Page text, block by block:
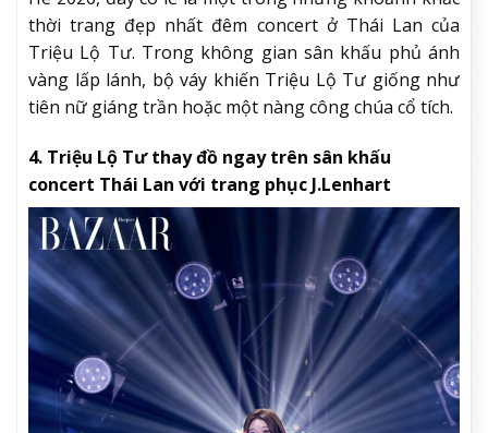
thời trang đẹp nhất đêm concert ở Thái Lan của
Triệu Lộ Tư. Trong không gian sân khấu phủ ánh
vàng lấp lánh, bộ váy khiến Triệu Lộ Tư giống như
tiên nữ giáng trần hoặc một nàng công chúa cổ tích.
4. Triệu Lộ Tư thay đồ ngay trên sân khấu
concert Thái Lan với trang phục J.Lenhart